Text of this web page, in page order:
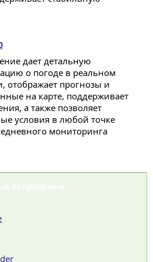
дает детальную
о погоде в реальном
отображает прогнозы и
на карте, поддерживает
а также позволяет
условия в любой точке
мониторинга
популярные